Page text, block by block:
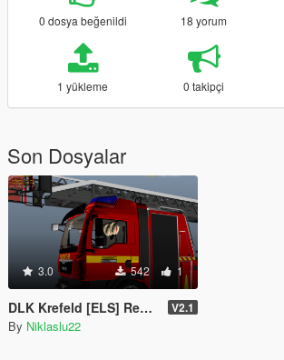
0 dosya beğenildi 18 yorum
1 yükleme 0 takipçi
Son Dosyalar
3.0 542 1
DLK Krefeld [ELS] Replace V2.1
By Niklaslu22